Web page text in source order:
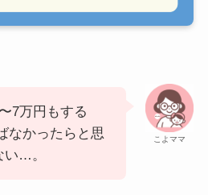
こよママ
7万円もする
なかったらと思
い…。